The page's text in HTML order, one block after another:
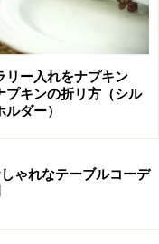
る人もいます。皆さ
食べて、食べもの
。
です。私たちが食べ
、自然のなかで生き
リー入れをナプキン
プキンの折リ方（シル
ダー）
ゃれなテーブルコーデ